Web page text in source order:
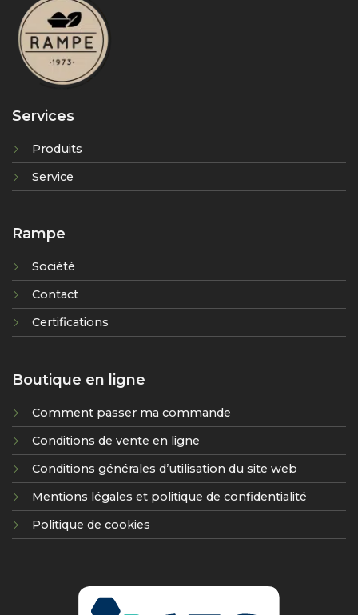
Services
Produits
Service
Rampe
Société
Contact
Certifications
Boutique en ligne
Comment passer ma commande
Conditions de vente en ligne
Conditions générales d’utilisation du site web
Mentions légales et politique de confidentialité
Politique de cookies